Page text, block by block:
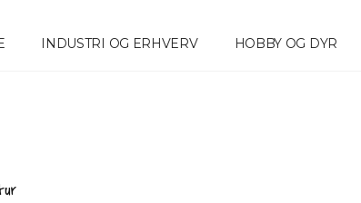
INDUSTRI OG ERHVERV HOBBY OG DYR